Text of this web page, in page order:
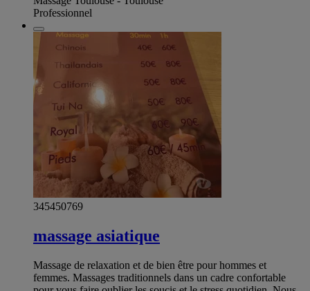
Professionnel
345450769
massage asiatique
Massage de relaxation et de bien être pour hommes et
femmes. Massages traditionnels dans un cadre confortable